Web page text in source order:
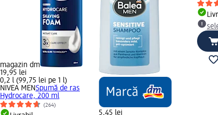
magazin dm
19,95 lei
0,2 l (99,75 lei pe 1 l)
NIVEA MENSpumă de ras
Hydrocare, 200 ml
(264)
5,45 lei